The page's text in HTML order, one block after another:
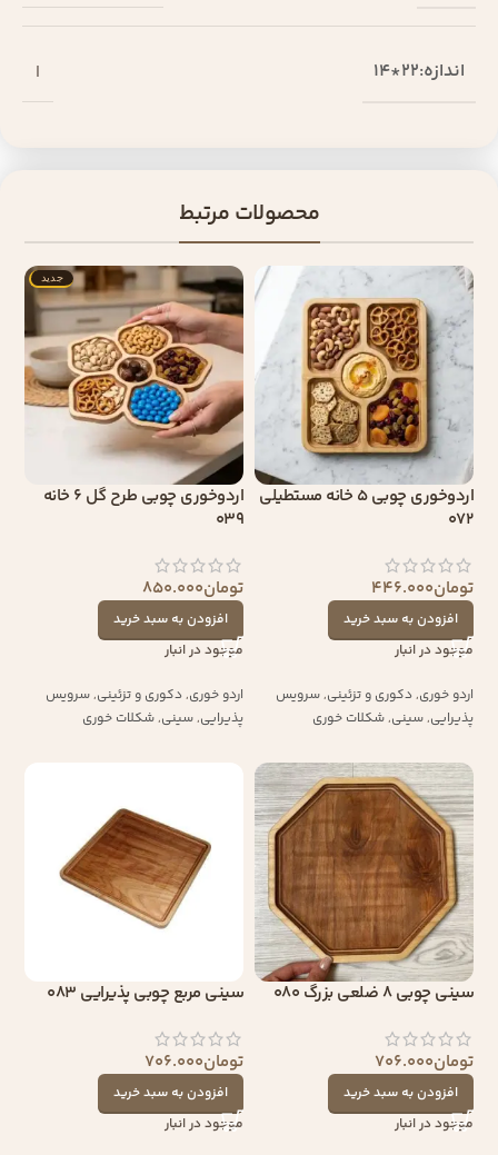
اندازه:22*14 ا
محصولات مرتبط
اردوخوری چوبی 5 خانه مستطیلی
072
تومان446.000
افزودن به سبد خرید
موجود در انبار
اردو خوری,دکوری و تزئینی,سرویس
پذیرایی,سینی,شکلات خوری
جدید
اردوخوری چوبی طرح گل 6 خانه
039
تومان850.000
افزودن به سبد خرید
موجود در انبار
اردو خوری,دکوری و تزئینی,سرویس
پذیرایی,سینی,شکلات خوری
سینی چوبی 8 ضلعی بزرگ 080
تومان706.000
افزودن به سبد خرید
موجود در انبار
سینی مربع چوبی پذیرایی 083
تومان706.000
افزودن به سبد خرید
موجود در انبار